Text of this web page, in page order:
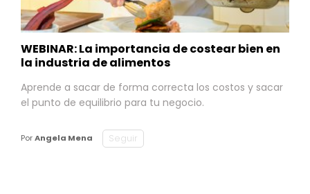
WEBINAR: La importancia de costear bien en
la industria de alimentos
Aprende a sacar de forma correcta los costos y sacar
el punto de equilibrio para tu negocio.
PorAngela Mena Seguir